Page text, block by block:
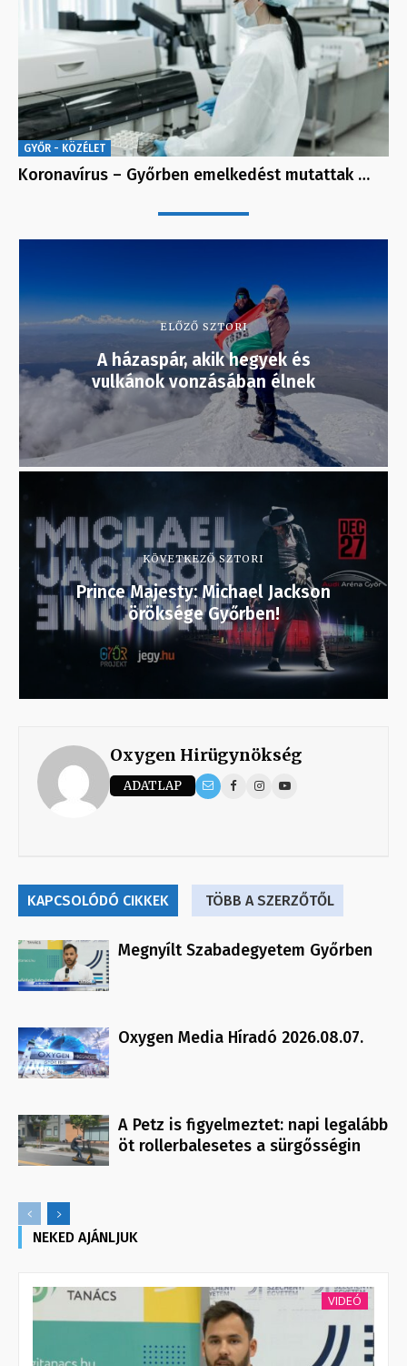
GYŐR - KÖZÉLET
Koronavírus – Győrben emelkedést mutattak …
ELŐZŐ SZTORI
A házaspár, akik hegyek és
vulkánok vonzásában élnek
KÖVETKEZŐ SZTORI
Prince Majesty: Michael Jackson
öröksége Győrben!
Oxygen Hirügynökség
ADATLAP
KAPCSOLÓDÓ CIKKEK TÖBB A SZERZŐTŐL
Megnyílt Szabadegyetem Győrben
Oxygen Media Híradó 2026.08.07.
A Petz is figyelmeztet: napi legalább
öt rollerbalesetes a sürgősségin
NEKED AJÁNLJUK
VIDEÓ